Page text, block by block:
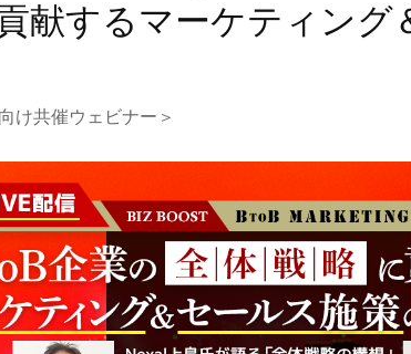
献するマーケティング
け共催ウェビナー＞